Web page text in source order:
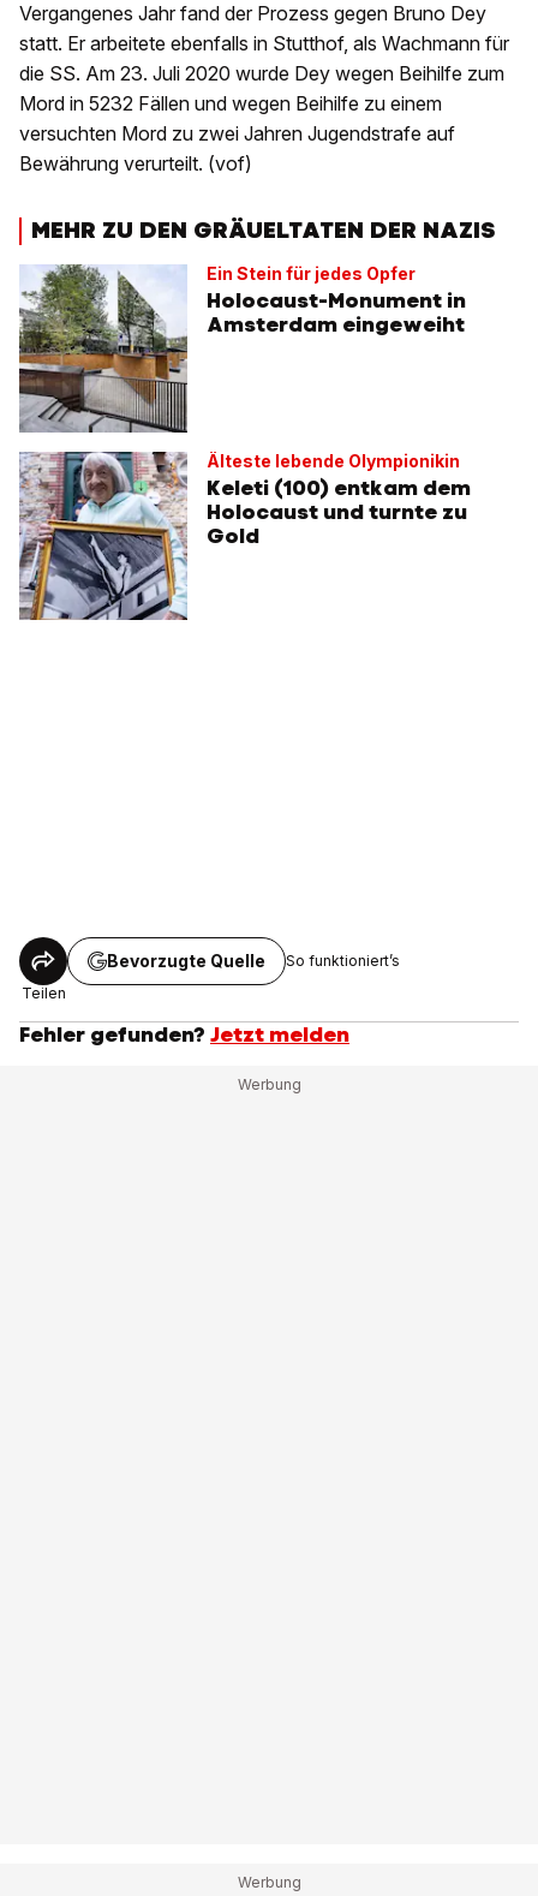
Vergangenes Jahr fand der Prozess gegen Bruno Dey
statt. Er arbeitete ebenfalls in Stutthof, als Wachmann für
die SS. Am 23. Juli 2020 wurde Dey wegen Beihilfe zum
Mord in 5232 Fällen und wegen Beihilfe zu einem
versuchten Mord zu zwei Jahren Jugendstrafe auf
Bewährung verurteilt. (vof)
MEHR ZU DEN GRÄUELTATEN DER NAZIS
Ein Stein für jedes Opfer
Holocaust-Monument in
Amsterdam eingeweiht
Älteste lebende Olympionikin
Keleti (100) entkam dem
Holocaust und turnte zu
Gold
Teilen
Bevorzugte Quelle So funktioniert’s
Fehler gefunden? Jetzt melden